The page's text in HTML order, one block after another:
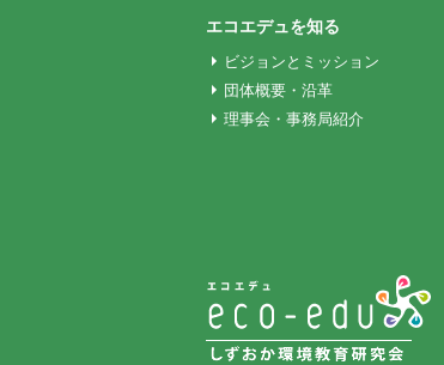
エコエデュを知る
ビジョンとミッション
団体概要・沿革
理事会・事務局紹介